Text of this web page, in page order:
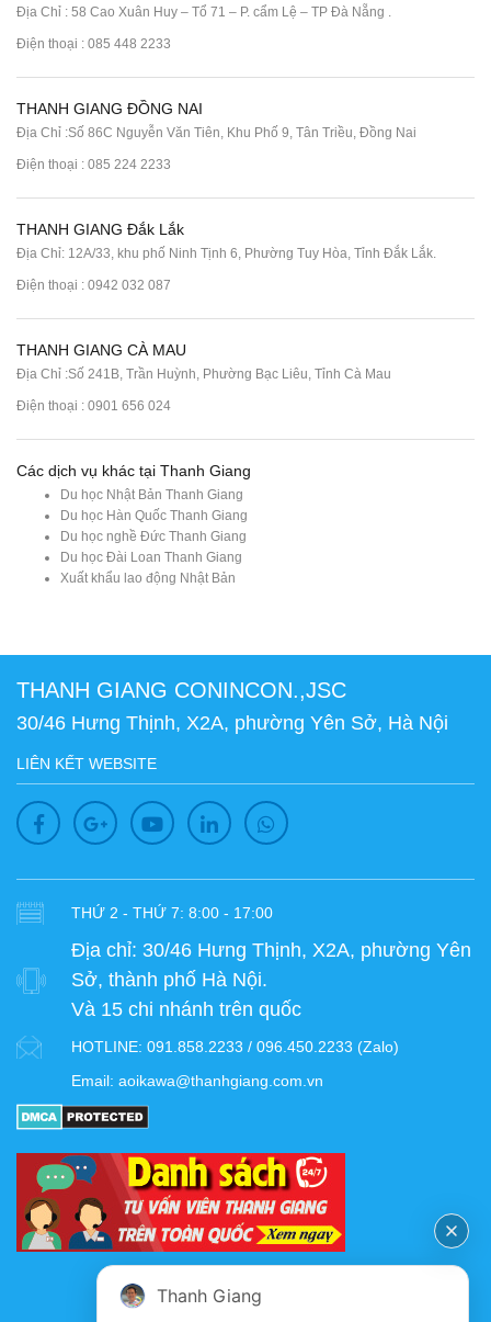
Địa Chỉ : 58 Cao Xuân Huy – Tổ 71 – P. cẩm Lệ – TP Đà Nẵng .
Điện thoại : 085 448 2233
THANH GIANG ĐỒNG NAI
Địa Chỉ :Số 86C Nguyễn Văn Tiên, Khu Phố 9, Tân Triều, Đồng Nai
Điện thoại : 085 224 2233
THANH GIANG Đắk Lắk
Địa Chỉ: 12A/33, khu phố Ninh Tịnh 6, Phường Tuy Hòa, Tỉnh Đắk Lắk.
Điện thoại : 0942 032 087
THANH GIANG CÀ MAU
Địa Chỉ :Số 241B, Trần Huỳnh, Phường Bạc Liêu, Tỉnh Cà Mau
Điện thoại : 0901 656 024
Các dịch vụ khác tại Thanh Giang
Du học Nhật Bản Thanh Giang
Du học Hàn Quốc Thanh Giang
Du học nghề Đức Thanh Giang
Du học Đài Loan Thanh Giang
Xuất khẩu lao động Nhật Bản
THANH GIANG CONINCON.,JSC
30/46 Hưng Thịnh, X2A, phường Yên Sở, Hà Nội
LIÊN KẾT WEBSITE
THỨ 2 - THỨ 7: 8:00 - 17:00
Địa chỉ: 30/46 Hưng Thịnh, X2A, phường Yên
Sở, thành phố Hà Nội.
Và 15 chi nhánh trên quốc
HOTLINE: 091.858.2233 / 096.450.2233 (Zalo)
Email: aoikawa@thanhgiang.com.vn
Thanh Giang